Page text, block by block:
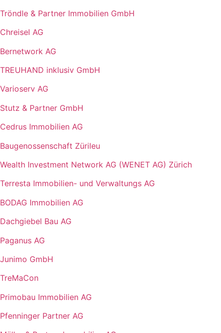
Tröndle & Partner Immobilien GmbH
Chreisel AG
Bernetwork AG
TREUHAND inklusiv GmbH
Varioserv AG
Stutz & Partner GmbH
Cedrus Immobilien AG
Baugenossenschaft Zürileu
Wealth Investment Network AG (WENET AG) Zürich
Terresta Immobilien- und Verwaltungs AG
BODAG Immobilien AG
Dachgiebel Bau AG
Paganus AG
Junimo GmbH
TreMaCon
Primobau Immobilien AG
Pfenninger Partner AG